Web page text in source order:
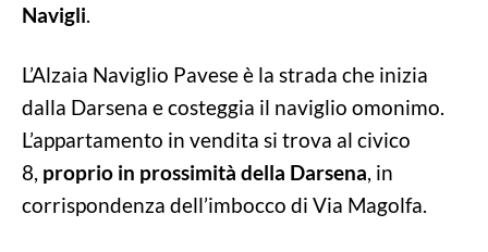
Navigli.
L’Alzaia Naviglio Pavese è la strada che inizia
dalla Darsena e costeggia il naviglio omonimo.
L’appartamento in vendita si trova al civico
8, proprio in prossimità della Darsena, in
corrispondenza dell’imbocco di Via Magolfa.